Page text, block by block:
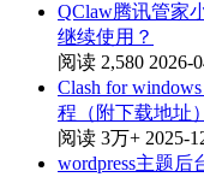
QClaw腾讯管家
继续使用？
阅读 2,580 2026-
Clash for
程（附下载地址）
阅读 3万+ 2025-
wordpress主题